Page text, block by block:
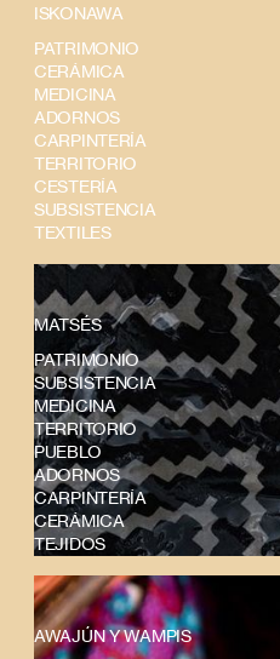
ISKONAWA
PATRIMONIO
CERÁMICA
MEDICINA
ADORNOS
CARPINTERÍA
TERRITORIO
CESTERÍA
SUBSISTENCIA
TEXTILES
MATSÉS
PATRIMONIO
SUBSISTENCIA
MEDICINA
TERRITORIO
PUEBLO
ADORNOS
CARPINTERÍA
CERÁMICA
TEJIDOS
AWAJÚN Y WAMPIS